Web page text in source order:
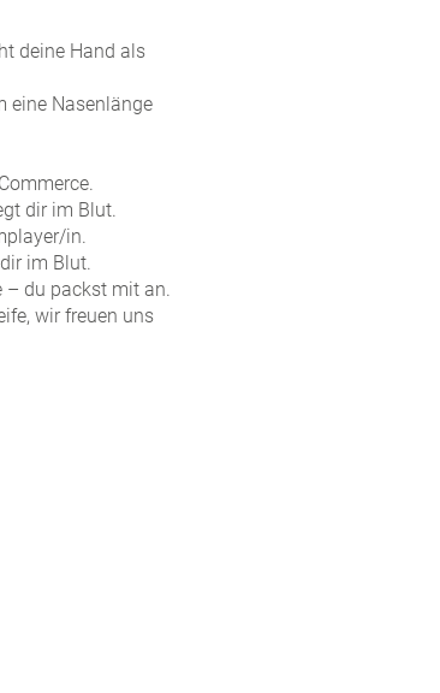
deine Hand als
eine Nasenlänge
dir im Blut.
in.
im Blut.
– du packst mit an.
wir freuen uns